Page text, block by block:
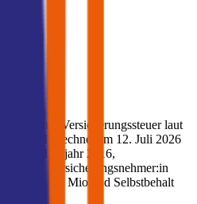
Versicherungssteuer laut
Berechnet am 12. Juli 2026
, Baujahr 2016,
Versicherungsnehmer:in
€ 20 Mio und Selbstbehalt